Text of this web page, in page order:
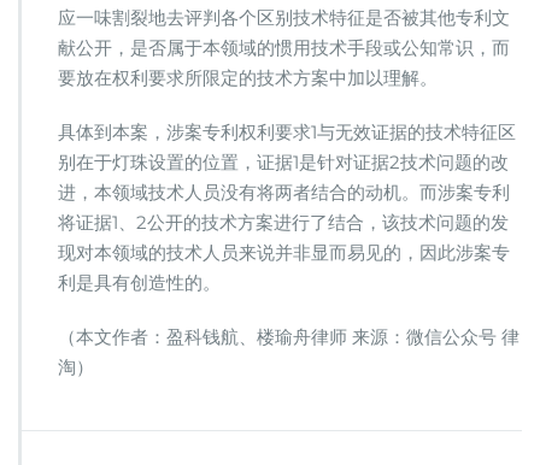
应一味割裂地去评判各个区别技术特征是否被其他专利文
献公开，是否属于本领域的惯用技术手段或公知常识，而
要放在权利要求所限定的技术方案中加以理解。
具体到本案，涉案专利权利要求1与无效证据的技术特征区
别在于灯珠设置的位置，证据1是针对证据2技术问题的改
进，本领域技术人员没有将两者结合的动机。而涉案专利
将证据1、2公开的技术方案进行了结合，该技术问题的发
现对本领域的技术人员来说并非显而易见的，因此涉案专
利是具有创造性的。
（本文作者：盈科钱航、楼瑜舟律师 来源：微信公众号 律
淘）